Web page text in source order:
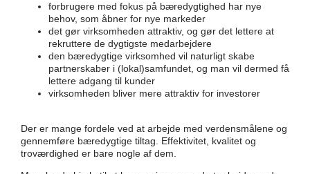
forbrugere med fokus på bæredygtighed har nye
behov, som åbner for nye markeder
det gør virksomheden attraktiv, og gør det lettere at
rekruttere de dygtigste medarbejdere
den bæredygtige virksomhed vil naturligt skabe
partnerskaber i (lokal)samfundet, og man vil dermed få
lettere adgang til kunder
virksomheden bliver mere attraktiv for investorer
Der er mange fordele ved at arbejde med verdensmålene og
gennemføre bæredygtige tiltag. Effektivitet, kvalitet og
troværdighed er bare nogle af dem.